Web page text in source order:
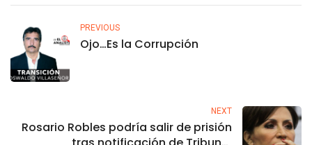
PREVIOUS
Ojo…Es la Corrupción
NEXT
Rosario Robles podría salir de prisión